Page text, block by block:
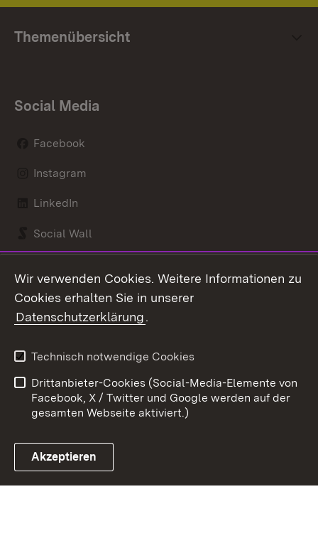
Themenübersicht
Social Media
Facebook
Instagram
LinkedIn
Social Wall
Link zum Landesportal
Kontakt
Barrierefreiheit
Impressum
Cookies
Wir verwenden Cookies. Weitere Informationen zu
Cookies erhalten Sie in unserer
Datenschutzerklärung.
Technisch notwendige Cookies
Drittanbieter-Cookies (Social-Media-Elemente von
Facebook, X / Twitter und Google werden auf der
gesamten Webseite aktiviert.)
Akzeptieren